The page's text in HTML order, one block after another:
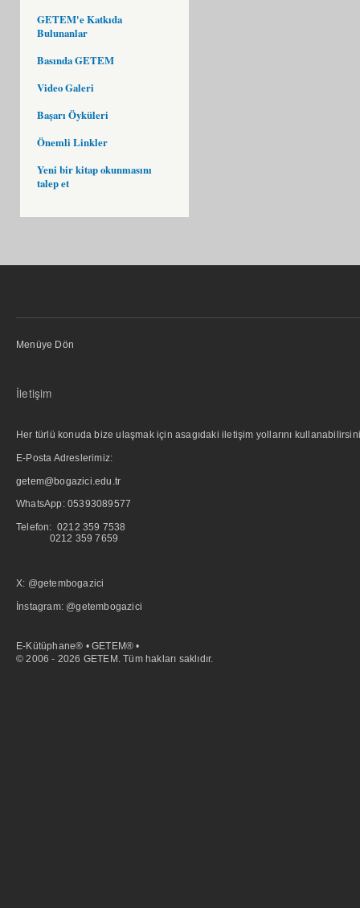
GETEM'e Katkıda
Bulunanlar
Basında GETEM
Video Galeri
Başarı Öyküleri
Önemli Linkler
Yeni bir kitap okunmasını
talep et
Menüye Dön
İletişim
Her türlü konuda bize ulaşmak için asagıdaki iletişim yollarını
E-Posta Adreslerimiz:
getem@bogazici.edu.tr
WhatsApp: 05393089577
Telefon: 0212 359 7538
0212 359 7659
X: @getembogazici
İnstagram: @getembogazici
E-Kütüphane® • GETEM® •
© 2006 - 2026 GETEM. Tüm hakları saklıdır.